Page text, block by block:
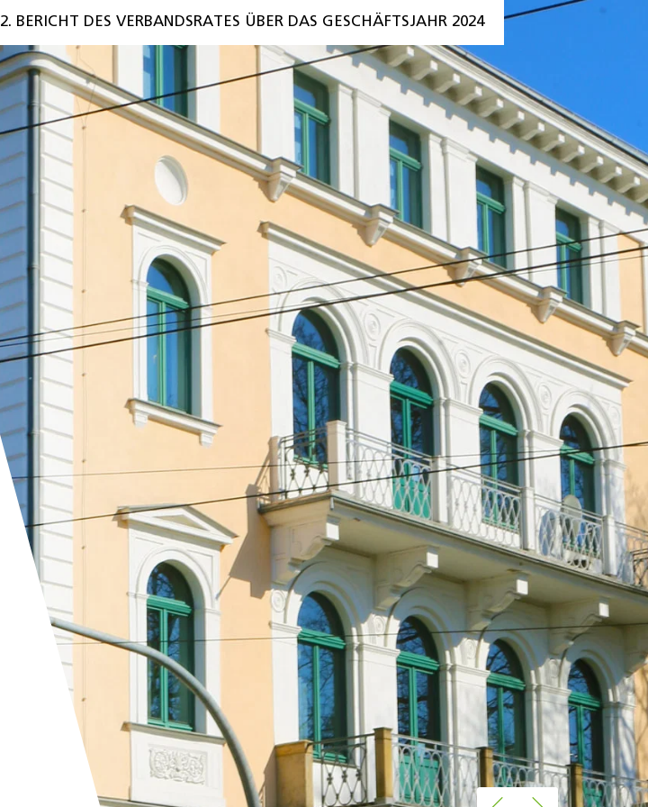
2. BERICHT DES VERBANDSRATES ÜBER DAS GESCHÄFTSJAHR 2024